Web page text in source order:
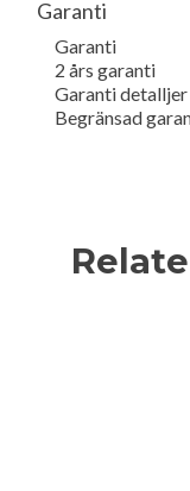
Garanti
Garanti
2 års garanti
Garanti detalljer
Begränsad